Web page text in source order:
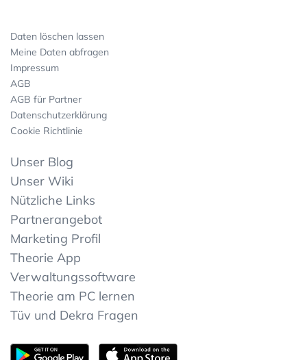
Daten löschen lassen
Meine Daten abfragen
Impressum
AGB
AGB für Partner
Datenschutzerklärung
Cookie Richtlinie
Unser Blog
Unser Wiki
Nützliche Links
Partnerangebot
Marketing Profil
Theorie App
Verwaltungssoftware
Theorie am PC lernen
Tüv und Dekra Fragen